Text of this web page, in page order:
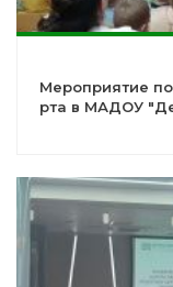
Мероприятие
рта в МАДОУ